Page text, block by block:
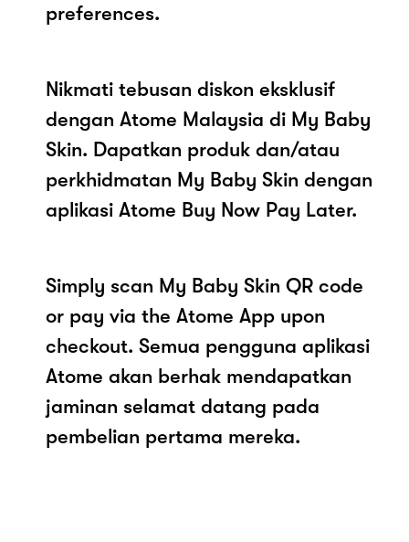
preferences.
Nikmati tebusan diskon eksklusif
dengan Atome Malaysia di My Baby
Skin. Dapatkan produk dan/atau
perkhidmatan My Baby Skin dengan
aplikasi Atome Buy Now Pay Later.
Simply scan My Baby Skin QR code
or pay via the Atome App upon
checkout. Semua pengguna aplikasi
Atome akan berhak mendapatkan
jaminan selamat datang pada
pembelian pertama mereka.